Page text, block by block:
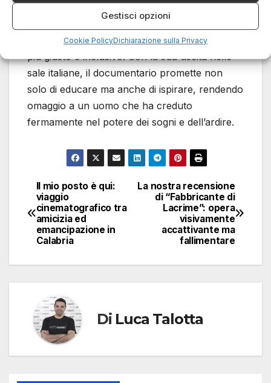
Gestisci opzioni
Cookie PolicyDichiarazione sulla Privacy
modellare il mondo. Mentre celebra il passato,
il film invita anche a riflettere su come le
lezioni di Giannini possano ispirare un futuro
più giusto e inclusivo. Con la sua uscita nelle
sale italiane, il documentario promette non
solo di educare ma anche di ispirare, rendendo
omaggio a un uomo che ha creduto
fermamente nel potere dei sogni e dell’ardire.
Navigazione
articoli
La nostra recensione
di “Fabbricante di
Lacrime”: opera
visivamente
accattivante ma
fallimentare
Il mio posto è qui:
viaggio
cinematografico tra
amicizia ed
emancipazione in
Calabria
Di Luca Talotta